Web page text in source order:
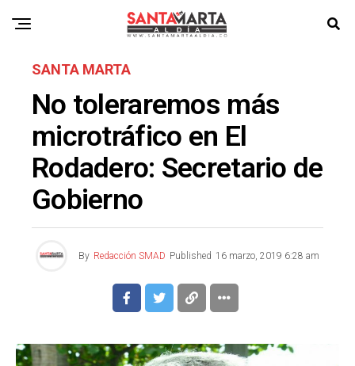
SANTA MARTA
No toleraremos más
microtráfico en El
Rodadero: Secretario de
Gobierno
By Redacción SMAD Published 16 marzo, 2019 6:28 am